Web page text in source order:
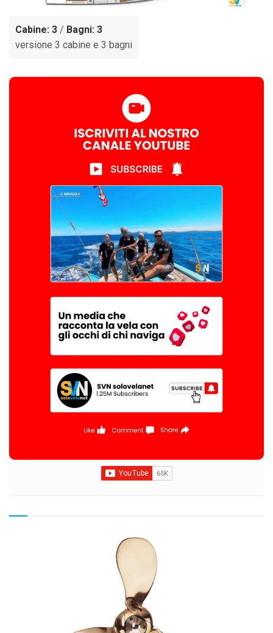
Cabine: 3 / Bagni: 3
versione 3 cabine e 3 bagni